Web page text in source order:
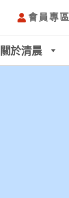
關於清晨
會員專區